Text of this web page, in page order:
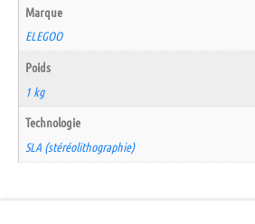
Marque
ELEGOO
Poids
1 kg
Technologie
SLA (stéréolithographie)